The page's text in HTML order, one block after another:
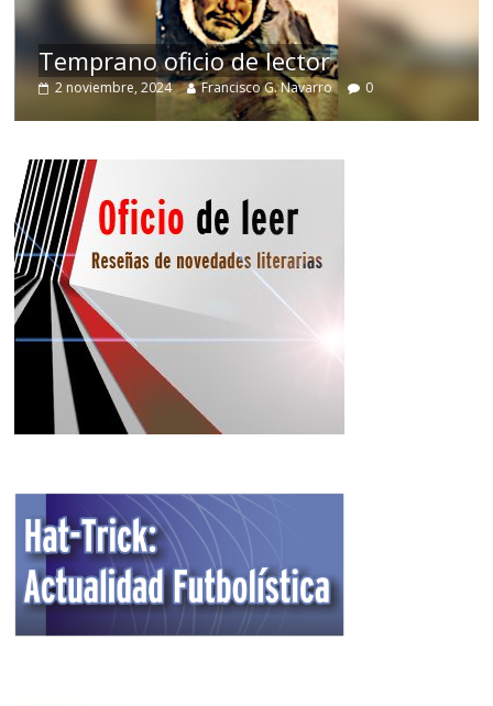
Temprano oficio de lector
2 noviembre, 2024 Francisco G. Navarro 0